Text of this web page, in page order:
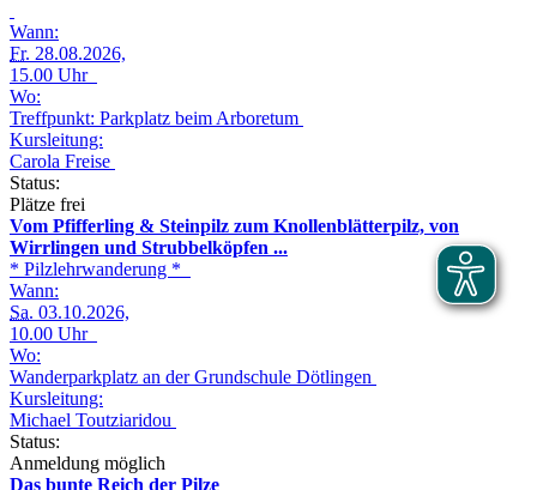
Wann:
Fr. 28.08.2026,
15.00 Uhr
Wo:
Treffpunkt: Parkplatz beim Arboretum
Kursleitung:
Carola Freise
Status:
Plätze frei
Vom Pfifferling & Steinpilz zum Knollenblätterpilz, von
Wirrlingen und Strubbelköpfen ...
* Pilzlehrwanderung *
Wann:
Sa. 03.10.2026,
10.00 Uhr
Wo:
Wanderparkplatz an der Grundschule Dötlingen
Kursleitung:
Michael Toutziaridou
Status:
Anmeldung möglich
Das bunte Reich der Pilze